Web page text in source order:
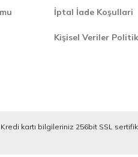
İptal İade Koşullari
Kişisel Veriler
kartı bilgileriniz 256bit SSL